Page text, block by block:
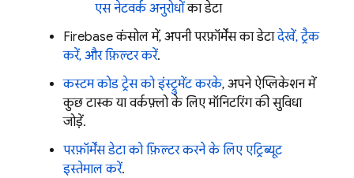
एस नेटवर्क अनुरोधोंका डेटा
Firebaseकंसोल में, अपनी परफ़ॉर्मेंस का डेटादेखें, ट्रैक
करें, और फ़िल्टर करें.
कस्टम कोड ट्रेस को इंस्ट्रुमेंट करके, अपने ऐप्लिकेशन में
कुछ टास्क या वर्कफ़्लो के लिए मॉनिटरिंग की सुविधा
जोड़ें.
परफ़ॉर्मेंस डेटा को फ़िल्टर करने के लिए एट्रिब्यूट
इस्तेमाल करें.